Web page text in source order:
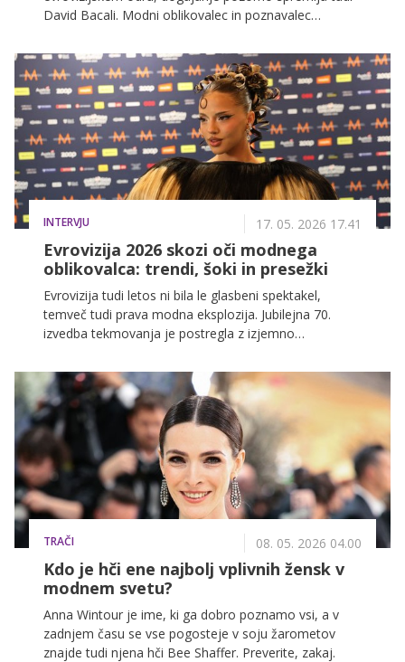
David Bacali. Modni oblikovalec in poznavalec
samo glasbeno tekmovanje, postala je prostor mode,
identitete, čustev in družbenih sporočil. Vabljeni k
branju njegove kolumne.
INTERVJU 17. 05. 2026 17.41
Evrovizija 2026 skozi oči modnega
oblikovalca: trendi, šoki in presežki
Evrovizija tudi letos ni bila le glasbeni spektakel,
temveč tudi prava modna eksplozija. Jubilejna 70.
izvedba tekmovanja je postregla z izjemno
premišljenih konceptov, ki so se pri nekaterih od
turkizne preproge do glavnega odra prelivali v enotno
vizualno pripoved. Več o tem nam je razkril modni
oblikovalec David Bacali.
TRAČI 08. 05. 2026 04.00
Kdo je hči ene najbolj vplivnih žensk v
modnem svetu?
Anna Wintour je ime, ki ga dobro poznamo vsi, a v
zadnjem času se vse pogosteje v soju žarometov
znajde tudi njena hči Bee Shaffer. Preverite, zakaj.